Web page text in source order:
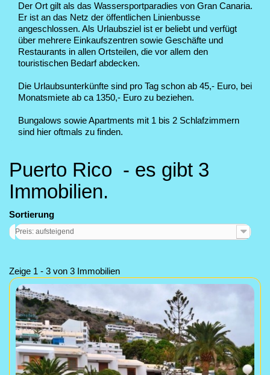
Der Ort gilt als das Wassersportparadies von Gran Canaria.
Er ist an das Netz der öffentlichen Linienbusse
angeschlossen. Als Urlaubsziel ist er beliebt und verfügt
über mehrere Einkaufszentren sowie Geschäfte und
Restaurants in allen Ortsteilen, die vor allem den
touristischen Bedarf abdecken.
Die Urlaubsunterkünfte sind pro Tag schon ab 45,- Euro, bei
Monatsmiete ab ca 1350,- Euro zu beziehen.
Bungalows sowie Apartments mit 1 bis 2 Schlafzimmern
sind hier oftmals zu finden.
Puerto Rico - es gibt 3
Immobilien.
Sortierung
Preis: aufsteigend
Zeige 1 - 3 von 3 Immobilien